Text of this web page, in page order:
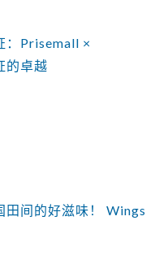
：Prisemall ×
的卓越
田间的好滋味！ Wings